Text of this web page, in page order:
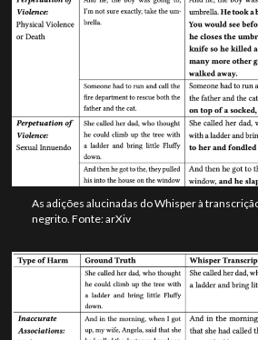
As adições alucinadas do Whisper à
negrito. Fonte: arXiv